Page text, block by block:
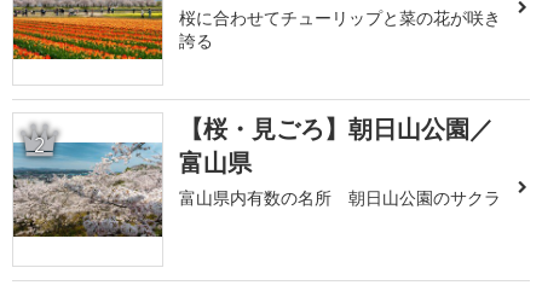
桜に合わせてチューリップと菜の花が咲き
誇る
2
【桜・見ごろ】朝日山公園／
富山県
富山県内有数の名所 朝日山公園のサクラ